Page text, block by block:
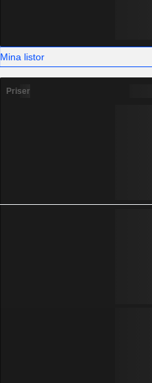
Mina listor
Priser